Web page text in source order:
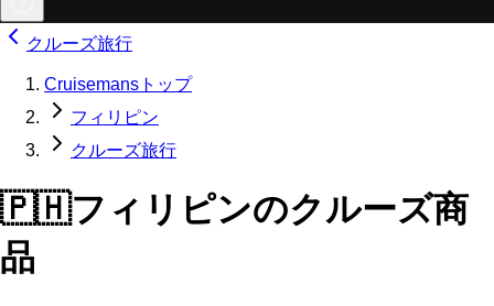
クルーズ旅行
Cruisemansトップ
フィリピン
クルーズ旅行
🇵🇭フィリピンのクルーズ商
品